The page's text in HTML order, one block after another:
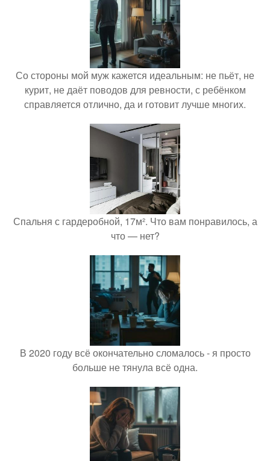
Со стороны мой муж кажется идеальным: не пьёт, не
курит, не даёт поводов для ревности, с ребёнком
справляется отлично, да и готовит лучше многих.
Спальня с гардеробной, 17м². Что вам понравилось, а
что — нет?
В 2020 году всё окончательно сломалось - я просто
больше не тянула всё одна.